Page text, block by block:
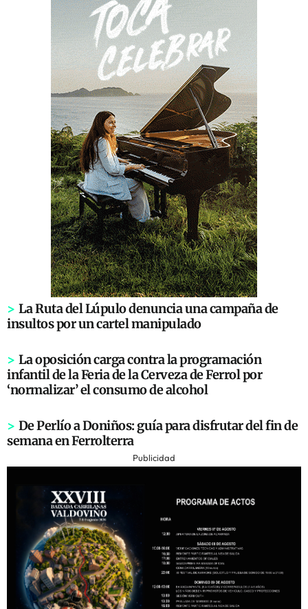
> La Ruta del Lúpulo denuncia una campaña de
insultos por un cartel manipulado
> La oposición carga contra la programación
infantil de la Feria de la Cerveza de Ferrol por
‘normalizar’ el consumo de alcohol
> De Perlío a Doniños: guía para disfrutar del fin de
semana en Ferrolterra
Publicidad